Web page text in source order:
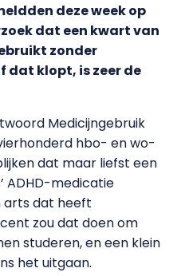
deze week op
dat een kwart van
zonder
dat klopt, is zeer de
Medicijngebruik
hbo- en wo-
dat maar liefst een
ADHD-medicatie
arts dat heeft
zou dat doen om
studeren, en een klein
het uitgaan.